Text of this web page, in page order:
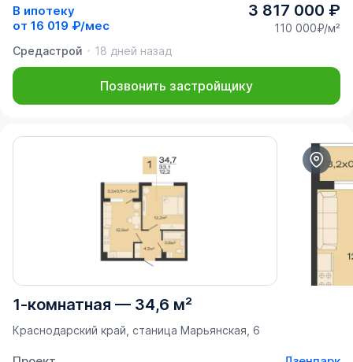
В ипотеку
от 16 019 ₽/мес
3 817 000 ₽
110 000₽/м²
Средастрой
18 дней назад
Позвонить застройщику
1-комнатная — 34,6 м²
Краснодарский край, станица Марьянская, 6